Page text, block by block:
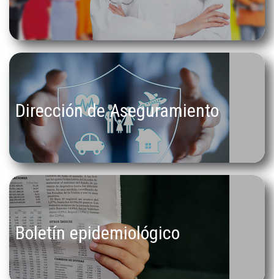
Dirección de Aseguramiento
Boletín epidemiológico